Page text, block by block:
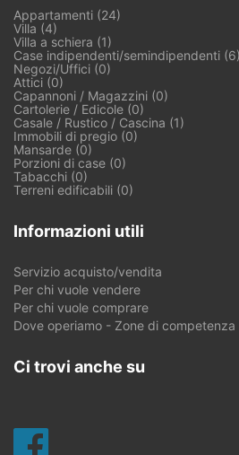
Appartamenti (24)
Villa (4)
Villa a schiera (1)
Case indipendenti/semindipendenti (6)
Negozi/Uffici (0)
Attici (0)
Capannoni / Magazzini (0)
Cartolerie / Edicole (0)
Casale / Rustico / Cascina (1)
Immobili di pregio (0)
Mansarde (0)
Porzioni di case (0)
Tabacchi (0)
Terreni edificabili (0)
Informazioni utili
Servizio acquisto/vendita
Per chi vuole vendere
Per chi vuole comprare
Dove operiamo - Zone di competenza
Ci trovi anche su